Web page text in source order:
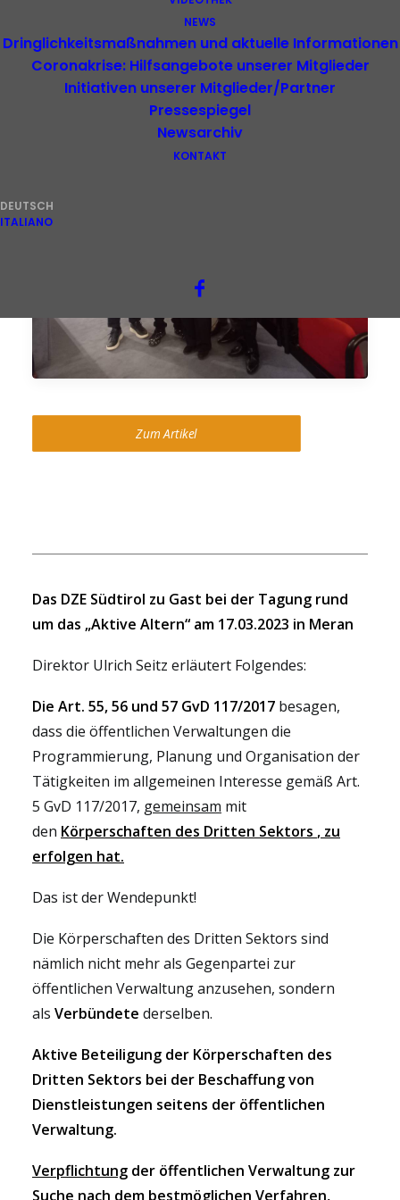
NEWS
Dringlichkeitsmaßnahmen und aktuelle Informationen
Coronakrise: Hilfsangebote unserer Mitglieder
Initiativen unserer Mitglieder/Partner
Pressespiegel
Newsarchiv
KONTAKT
DEUTSCH
ITALIANO
Zum Artikel
Das DZE Südtirol zu Gast bei der Tagung rund
um das „Aktive Altern“ am 17.03.2023 in Meran
Direktor Ulrich Seitz erläutert Folgendes:
Die Art. 55, 56 und 57 GvD 117/2017 besagen,
dass die öffentlichen Verwaltungen die
Programmierung, Planung und Organisation der
Tätigkeiten im allgemeinen Interesse gemäß Art.
5 GvD 117/2017, gemeinsam mit
den Körperschaften des Dritten Sektors , zu
erfolgen hat.
Das ist der Wendepunkt!
Die Körperschaften des Dritten Sektors sind
nämlich nicht mehr als Gegenpartei zur
öffentlichen Verwaltung anzusehen, sondern
als Verbündete derselben.
Aktive Beteiligung der Körperschaften des
Dritten Sektors bei der Beschaffung von
Dienstleistungen seitens der öffentlichen
Verwaltung.
Verpflichtung der öffentlichen Verwaltung zur
Suche nach dem bestmöglichen Verfahren,